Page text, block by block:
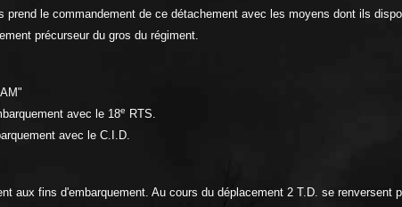
prend le commandement de ce détachement avec les moyens dont ils
précurseur du gros du régiment.
avec le 18e RTS.
avec le C.I.D.
aux fins d'embarquement. Au cours du déplacement 2 T.D. se renversent